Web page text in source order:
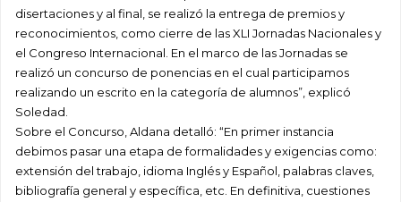
disertaciones y al final, se realizó la entrega de premios y
reconocimientos, como cierre de las XLI Jornadas Nacionales y
el Congreso Internacional. En el marco de las Jornadas se
realizó un concurso de ponencias en el cual participamos
realizando un escrito en la categoría de alumnos”, explicó
Soledad.
Sobre el Concurso, Aldana detalló: “En primer instancia
debimos pasar una etapa de formalidades y exigencias como:
extensión del trabajo, idioma Inglés y Español, palabras claves,
bibliografía general y específica, etc. En definitiva, cuestiones